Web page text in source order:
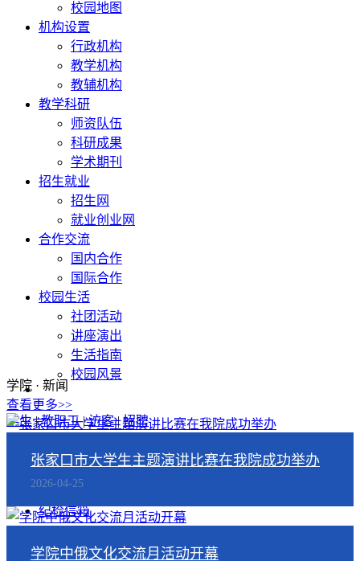
校园地图
机构设置
行政机构
教学机构
教辅机构
教学科研
师资队伍
科研成果
学术期刊
招生就业
招生网
就业创业网
合作交流
国内合作
国际合作
校园生活
社团活动
讲座演出
生活指南
校园风景
学生|教职工|访客|招聘
院长信箱
纪检信箱
旧版
学院 · 新闻
查看更多>>
张家口市大学生主题演讲比赛在我院成功举办
2026-04-25
学院中俄文化交流月活动开幕